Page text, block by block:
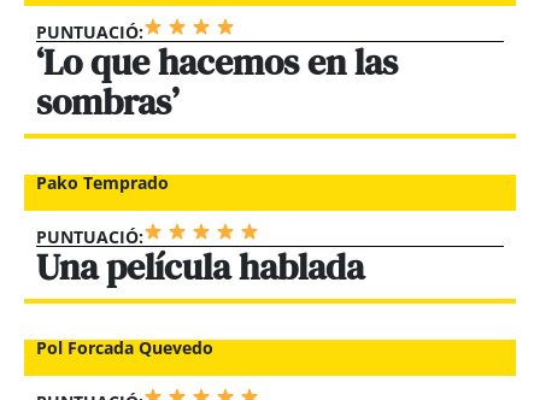
PUNTUACIÓ:
‘Lo que hacemos en las
sombras’
Pako Temprado
PUNTUACIÓ:
Una película hablada
Pol Forcada Quevedo